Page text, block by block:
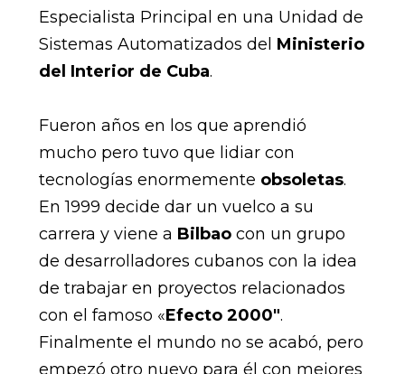
Especialista Principal en una Unidad de
Sistemas Automatizados del Ministerio
del Interior de Cuba.
Fueron años en los que aprendió
mucho pero tuvo que lidiar con
tecnologías enormemente obsoletas.
En 1999 decide dar un vuelco a su
carrera y viene a Bilbaocon un grupo
de desarrolladores cubanos con la idea
de trabajar en proyectos relacionados
con el famoso «Efecto 2000″.
Finalmente el mundo no se acabó, pero
empezó otro nuevo para él con mejores